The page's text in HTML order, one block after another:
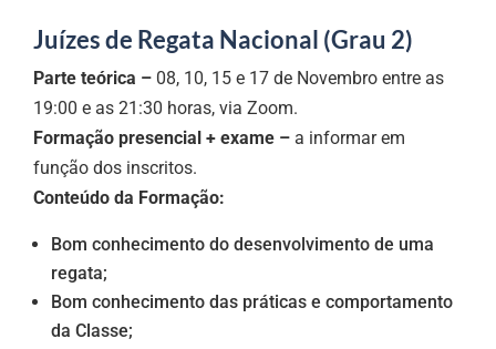
Juízes de Regata Nacional (Grau 2)
Parte teórica – 08, 10, 15 e 17 de Novembro entre as
19:00 e as 21:30 horas, via Zoom.
Formação presencial + exame – a informar em
função dos inscritos.
Conteúdo da Formação:
Bom conhecimento do desenvolvimento de uma
regata;
Bom conhecimento das práticas e comportamento
da Classe;